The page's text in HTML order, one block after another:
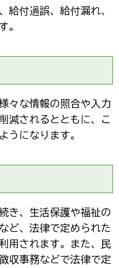
給付過誤、給付漏れ、
。
々な情報の照合や入力
減されるとともに、こ
うになります。
き、生活保護や福祉の
ど、法律で定められた
用されます。また、民
収事務などで法律で定